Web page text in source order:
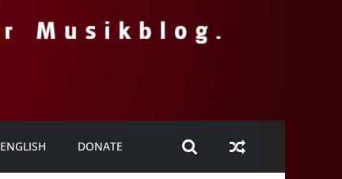
ENGLISH DONATE